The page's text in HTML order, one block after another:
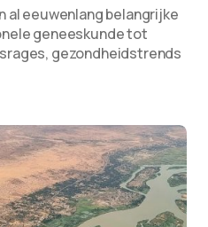
al eeuwenlang belangrijke
geneeskunde tot
gezondheidstrends